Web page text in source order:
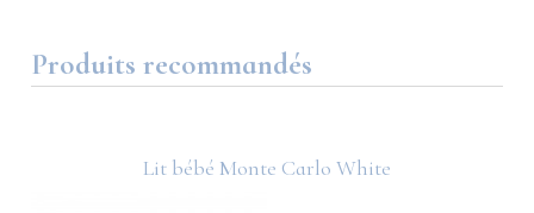
Produits recommandés
Lit bébé Monte Carlo White